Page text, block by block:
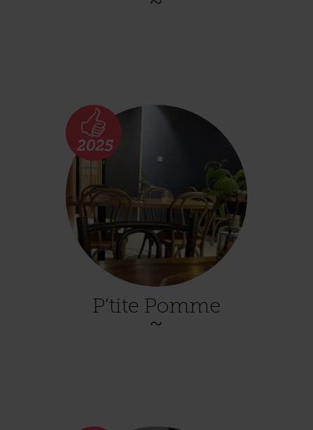
P’tite Pomme